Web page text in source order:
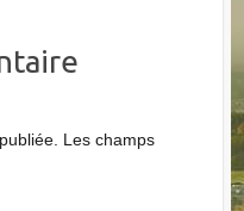
Les champs